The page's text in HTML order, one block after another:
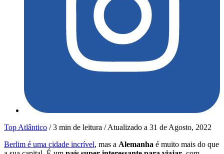
Top Atlântico / 3 min de leitura /Atualizado a 31 de Agosto, 2022
Berlim é uma cidade incrível, mas a Alemanha é muito mais do que